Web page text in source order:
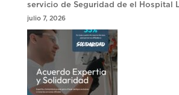
servicio de Seguridad de el Hospital
julio 7, 2026